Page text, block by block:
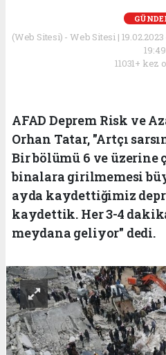
(Web Sitesi) - Web Sitesi |
19:49
11031+ kez
AFAD Deprem Risk ve
Orhan Tatar, "Artçı
Bir bölümü 6 ve üzerine
binalara girilmemesi
ayda kaydettiğimiz
kaydettik. Her 3-4
meydana geliyor" dedi.